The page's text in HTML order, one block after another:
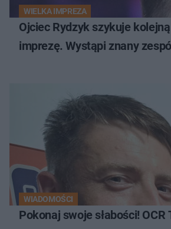
WIELKA IMPREZA
Ojciec Rydzyk szykuje
imprezę. Wystąpi znany
WIADOMOŚCI
Pokonaj swoje słabości! OCR